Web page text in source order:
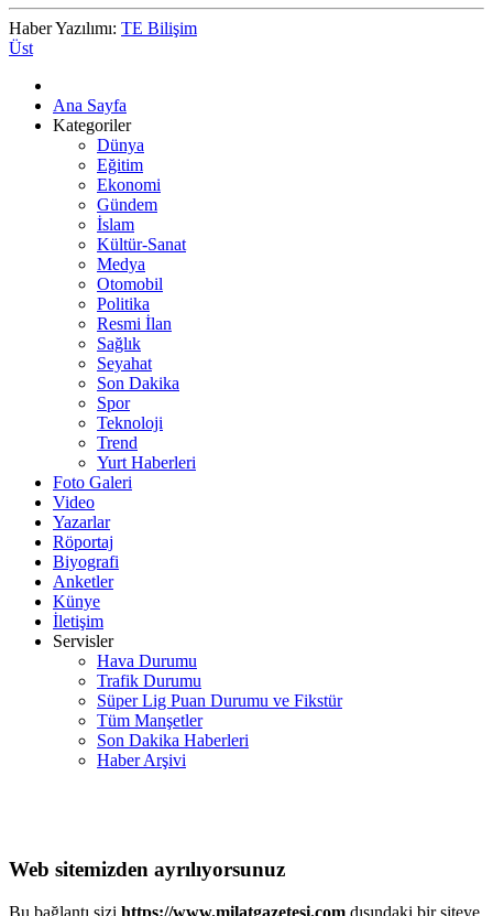
Haber Yazılımı: TE Bilişim
Üst
Ana Sayfa
Kategoriler
Dünya
Eğitim
Ekonomi
Gündem
İslam
Kültür-Sanat
Medya
Otomobil
Politika
Resmi İlan
Sağlık
Seyahat
Son Dakika
Spor
Teknoloji
Trend
Yurt Haberleri
Foto Galeri
Video
Yazarlar
Röportaj
Biyografi
Anketler
Künye
İletişim
Servisler
Hava Durumu
Trafik Durumu
Süper Lig Puan Durumu ve Fikstür
Tüm Manşetler
Son Dakika Haberleri
Haber Arşivi
Web sitemizden ayrılıyorsunuz
Bu bağlantı sizi https://www.milatgazetesi.com dışındaki bir siteye